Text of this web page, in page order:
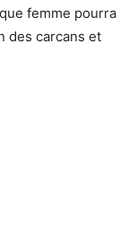
femme pourra
des carcans et